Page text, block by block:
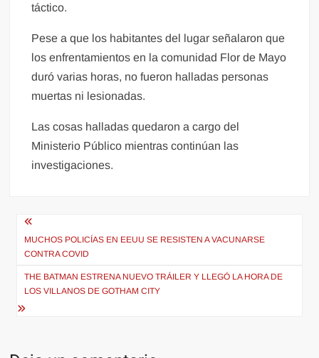
táctico.
Pese a que los habitantes del lugar señalaron que
los enfrentamientos en la comunidad Flor de Mayo
duró varias horas, no fueron halladas personas
muertas ni lesionadas.
Las cosas halladas quedaron a cargo del
Ministerio Público mientras continúan las
investigaciones.
Navegación
de
entradas
MUCHOS POLICÍAS EN EEUU SE RESISTEN A VACUNARSE
CONTRA COVID
THE BATMAN ESTRENA NUEVO TRÁILER Y LLEGÓ LA HORA DE
LOS VILLANOS DE GOTHAM CITY